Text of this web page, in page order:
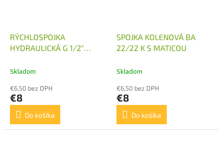
RÝCHLOSPOJKA
HYDRAULICKÁ G 1/2"
Skladom
€6,50 bez DPH
€8
Do košíka
SPOJKA KOLENOVÁ BA
22/22 K S MATICOU
Skladom
€6,50 bez DPH
€8
Do košíka